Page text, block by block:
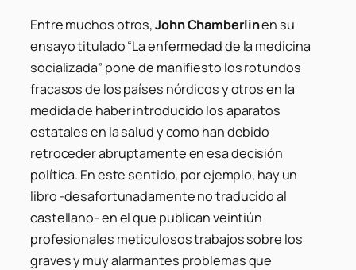
Entre muchos otros,John Chamberlinen su
ensayo titulado “La enfermedad de la medicina
socializada” pone de manifiesto los rotundos
fracasos de los países nórdicos y otros en la
medida de haber introducido los aparatos
estatales en la salud y como han debido
retroceder abruptamente en esa decisión
política. En este sentido, por ejemplo, hay un
libro -desafortunadamente no traducido al
castellano- en el que publican veintiún
profesionales meticulosos trabajos sobre los
graves y muy alarmantes problemas que